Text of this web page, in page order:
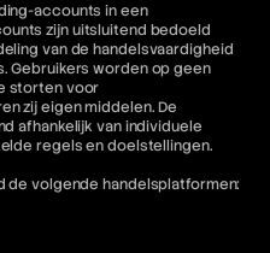
accounts in een
zijn uitsluitend bedoeld
van de handelsvaardigheid
Gebruikers worden op geen
storten voor
zij eigen middelen. De
afhankelijk van individuele
regels en doelstellingen.
de volgende handelsplatformen: